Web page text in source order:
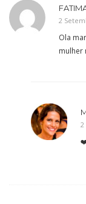
2
Ola
mulher
2